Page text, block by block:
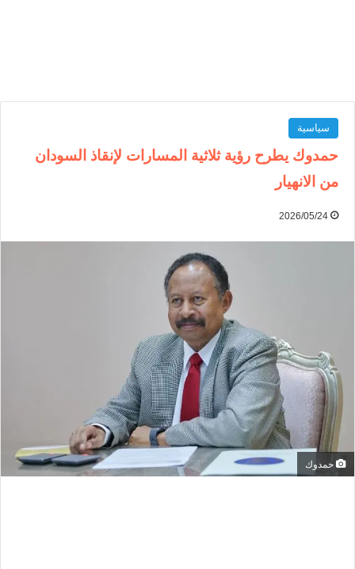
سياسية
حمدوك يطرح رؤية ثلاثية المسارات لإنقاذ السودان
من الانهيار
2026/05/24
حمدوك